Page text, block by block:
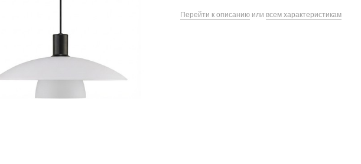
Перейти к описаниюили всем характеристикам